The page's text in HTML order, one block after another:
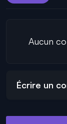
Aucun
Écrire un